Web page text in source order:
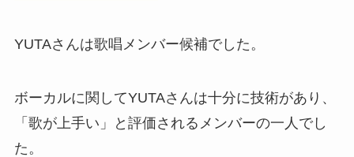
YUTAさんは歌唱メンバー候補でした。
ボーカルに関してYUTAさんは十分に技術があり、
「歌が上手い」と評価されるメンバーの一人でし
た。